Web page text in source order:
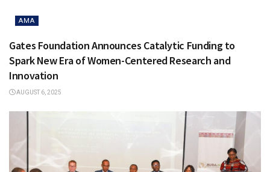
AMA
Gates Foundation Announces Catalytic Funding to
Spark New Era of Women-Centered Research and
Innovation
AUGUST 6, 2025